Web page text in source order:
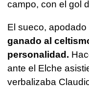
campo, con el gol
El sueco, apodado
ganado al
personalidad.
ante el Elche
verbalizaba